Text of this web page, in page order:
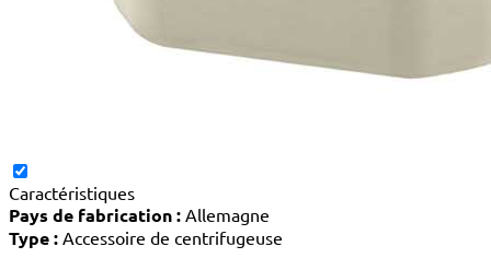
Caractéristiques
Pays de fabrication : Allemagne
Type : Accessoire de centrifugeuse